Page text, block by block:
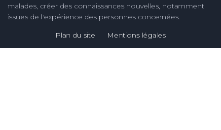
malades, créer des connaissances nouvelles, notamment
issues de l'expérience des personnes concernées.
Plan du site Mentions légales